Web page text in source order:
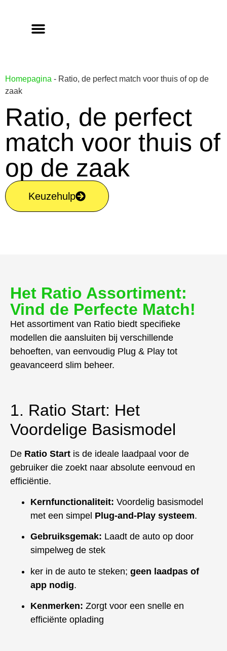
Homepagina - Ratio, de perfect match voor thuis of op de
zaak
Ratio, de perfect
match voor thuis of
op de zaak
Keuzehulp
Het Ratio Assortiment:
Vind de Perfecte Match!
Het assortiment van Ratio biedt specifieke
modellen die aansluiten bij verschillende
behoeften, van eenvoudig Plug & Play tot
geavanceerd slim beheer.
1. Ratio Start: Het
Voordelige Basismodel
De Ratio Start is de ideale laadpaal voor de
gebruiker die zoekt naar absolute eenvoud en
efficiëntie.
Kernfunctionaliteit: Voordelig basismodel
met een simpel Plug-and-Play systeem.
Gebruiksgemak: Laadt de auto op door
simpelweg de stek
ker in de auto te steken; geen laadpas of
app nodig.
Kenmerken: Zorgt voor een snelle en
efficiënte oplading